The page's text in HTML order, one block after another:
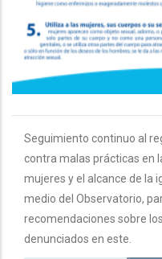
Seguimiento continuo al
contra malas prácticas en
mujeres y el alcance de la
medio del Observatorio,
recomendaciones sobre
denunciados en este.